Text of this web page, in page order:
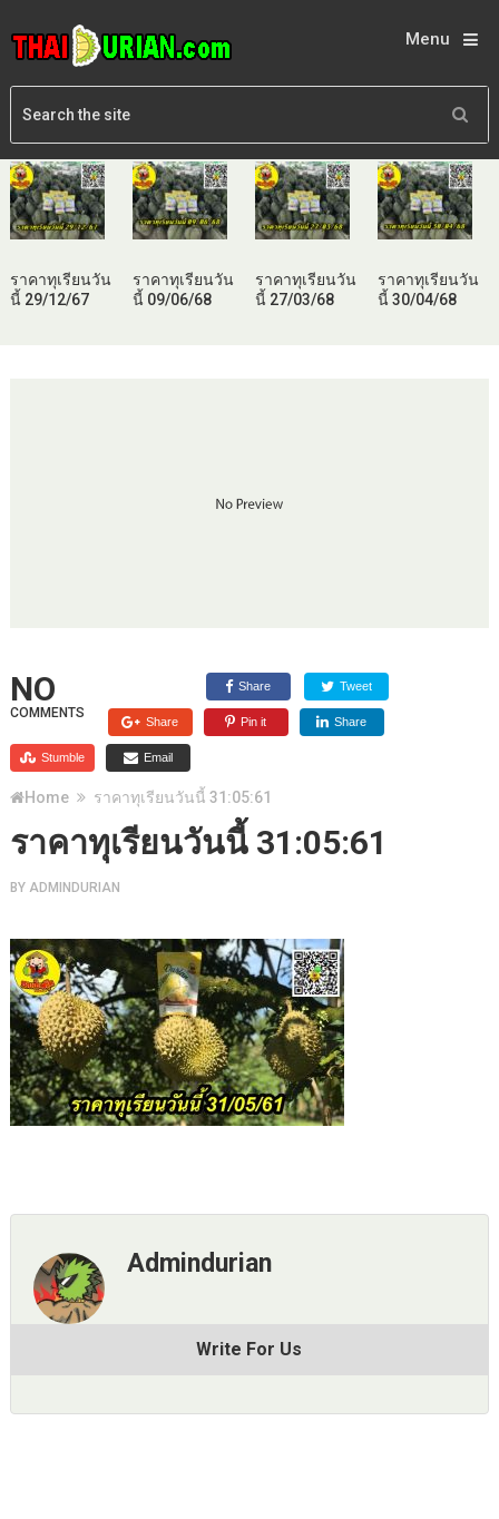
Menu
ราคาทุเรียนวัน
นี้ 29/12/67
ราคาทุเรียนวัน
นี้ 09/06/68
ราคาทุเรียนวัน
นี้ 27/03/68
ราคาทุเรียนวัน
นี้ 30/04/68
NO
COMMENTS
Share Tweet
Share Pin it Share
Stumble Email
Home ราคาทุเรียนวันนี้ 31:05:61
ราคาทุเรียนวันนี้ 31:05:61
BY ADMINDURIAN
Admindurian
Write For Us